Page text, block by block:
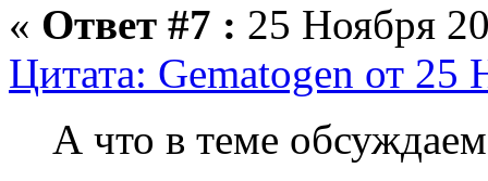
« Ответ #7 : 25 Ноября
Цитата: Gematogen от
А что в теме